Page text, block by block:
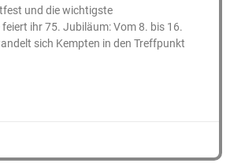
und die wichtigste
ihr 75. Jubiläum: Vom 8. bis 16.
sich Kempten in den Treffpunkt